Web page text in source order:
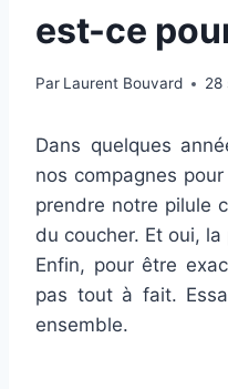
est-ce
Par Laurent Bouvard 28
Dans quelques
nos compagnes
prendre notre pilule
du coucher. Et oui,
Enfin, pour être
pas tout à fait.
ensemble.